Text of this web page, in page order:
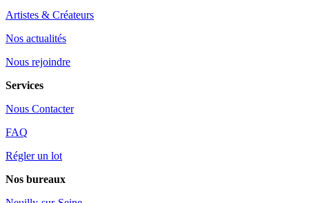
Artistes & Créateurs
Nos actualités
Nous rejoindre
Services
Nous Contacter
FAQ
Régler un lot
Nos bureaux